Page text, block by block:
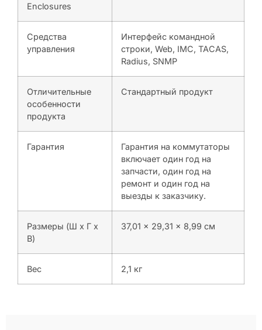
Enclosures
Средства
управления
Интерфейс командной
строки, Web, IMC, TACAS,
Radius, SNMP
Отличительные
особенности
продукта
Стандартный продукт
Гарантия
Гарантия на коммутаторы
включает один год на
запчасти, один год на
ремонт и один год на
выезды к заказчику.
Размеры (Ш x Г x
В)
37,01 x 29,31 x 8,99 см
Вес 2,1 кг